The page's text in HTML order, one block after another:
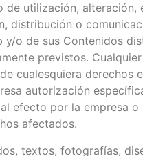
de utilización, alteración,
distribución o
y/o de sus Contenidos
previstos.
cualesquiera derechos
autorización
efecto por la empresa
afectados.
textos, fotografías,